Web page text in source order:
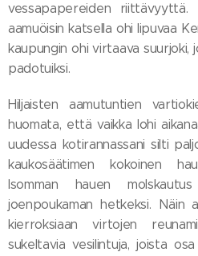
vessapapereiden riittävyyttä.
aamuöisin katsella ohi lipuvaa
kaupungin ohi virtaava suurjoki,
padotuiksi.
Hiljaisten aamutuntien
huomata, että vaikka lohi
uudessa kotirannassani silti
kaukosäätimen kokoinen
Isomman hauen
joenpoukaman hetkeksi. Näin
kierroksiaan virtojen
sukeltavia vesilintuja, joista